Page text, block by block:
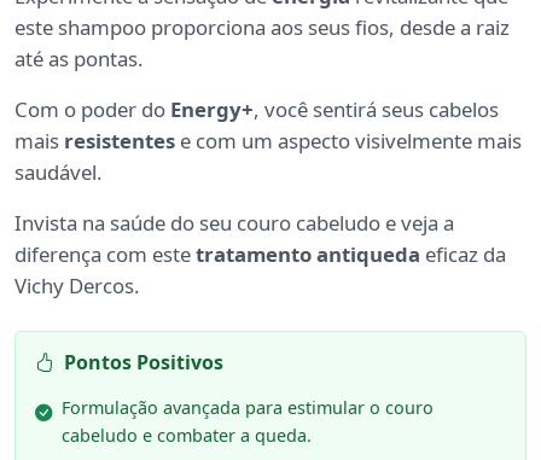
este shampoo proporciona aos seus fios, desde a raiz
até as pontas.
Com o poder do Energy+, você sentirá seus cabelos
mais resistentes e com um aspecto visivelmente mais
saudável.
Invista na saúde do seu couro cabeludo e veja a
diferença com estetratamento antiqueda eficaz da
Vichy Dercos.
Pontos Positivos
Formulação avançada para estimular o couro
cabeludo e combater a queda.